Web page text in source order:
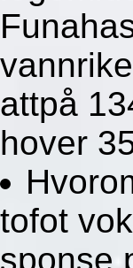
vannrike
attpå
hover
tofot
sponse